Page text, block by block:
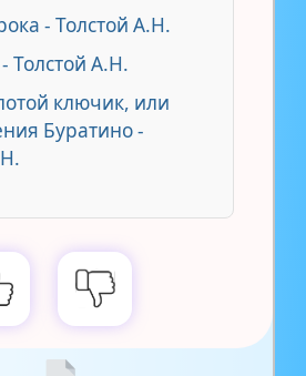
- Толстой А.Н.
Толстой А.Н.
ключик, или
Буратино -